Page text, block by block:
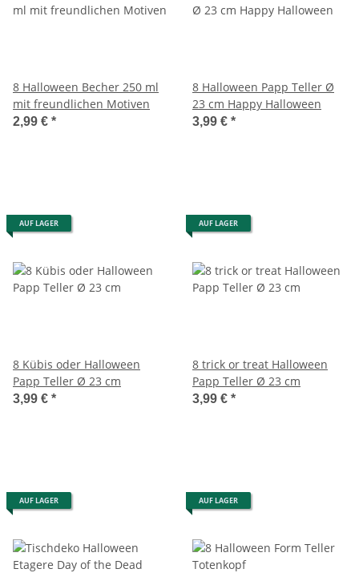
8 Halloween Becher 250 ml
mit freundlichen Motiven
2,99 € *
8 Halloween Papp Teller Ø
23 cm Happy Halloween
3,99 € *
AUF LAGER
8 Kübis oder Halloween
Papp Teller Ø 23 cm
3,99 € *
AUF LAGER
8 trick or treat Halloween
Papp Teller Ø 23 cm
3,99 € *
AUF LAGER AUF LAGER